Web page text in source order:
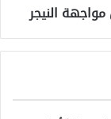
النيجر